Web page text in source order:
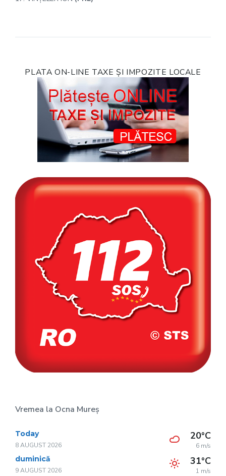
PLATA ON-LINE TAXE ȘI IMPOZITE LOCALE
Vremea la Ocna Mureș
Today
8 AUGUST 2026
20°C
6 m/s
duminică
9 AUGUST 2026
31°C
1 m/s